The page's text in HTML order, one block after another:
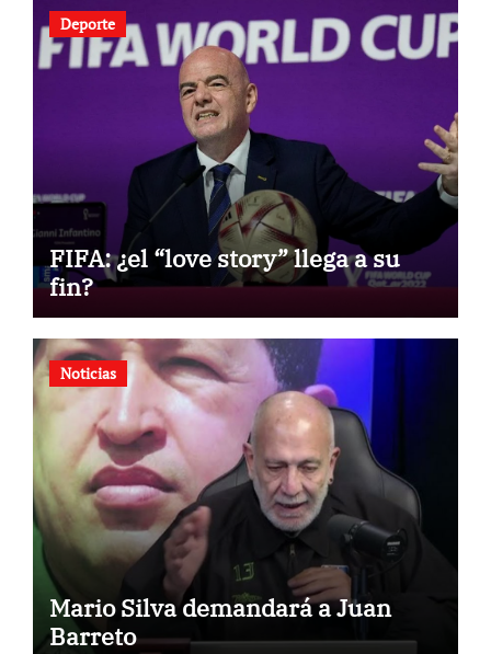
Deporte
FIFA: ¿el “love story” llega a su
fin?
Noticias
Mario Silva demandará a Juan
Barreto